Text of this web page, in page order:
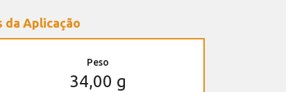
da Aplicação
Peso
34,00 g